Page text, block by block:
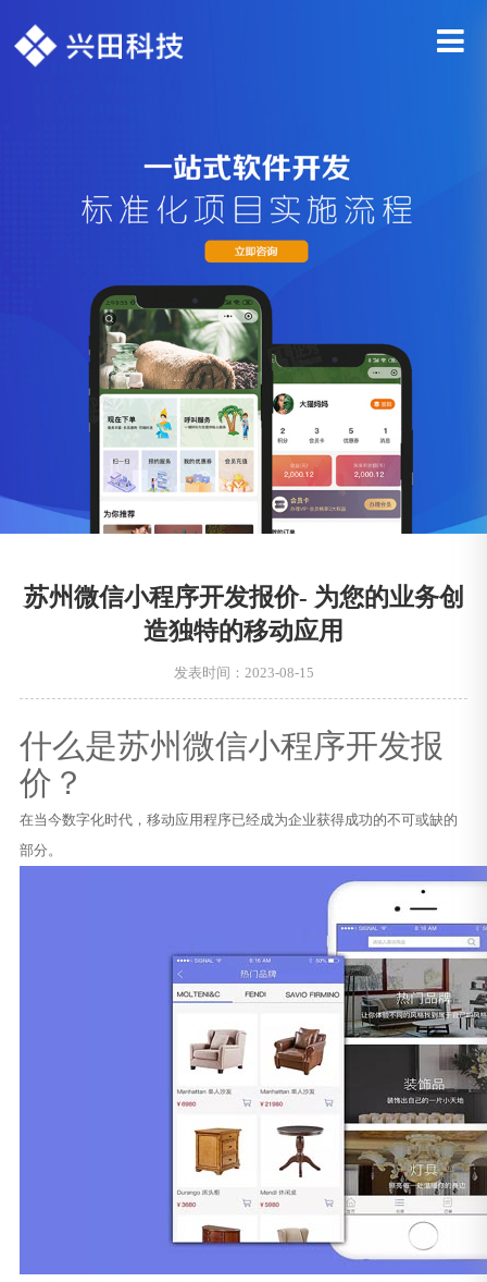
苏州微信小程序开发报价- 为您的业务创
造独特的移动应用
发表时间：2023-08-15
什么是苏州微信小程序开发报
价？
在当今数字化时代，移动应用程序已经成为企业获得成功的不可或缺的
部分。